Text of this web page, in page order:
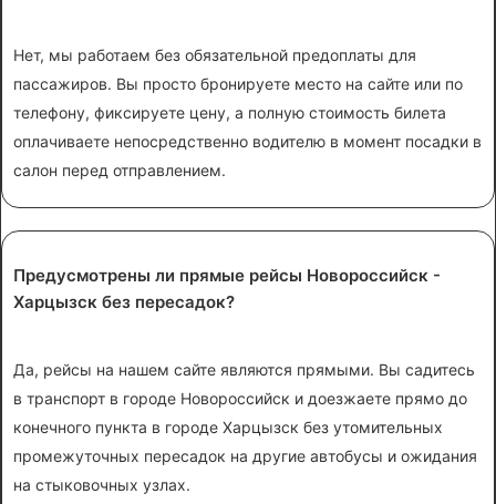
Нет, мы работаем без обязательной предоплаты для
пассажиров. Вы просто бронируете место на сайте или по
телефону, фиксируете цену, а полную стоимость билета
оплачиваете непосредственно водителю в момент посадки в
салон перед отправлением.
Предусмотрены ли прямые рейсы Новороссийск -
Харцызск без пересадок?
Да, рейсы на нашем сайте являются прямыми. Вы садитесь
в транспорт в городе Новороссийск и доезжаете прямо до
конечного пункта в городе Харцызск без утомительных
промежуточных пересадок на другие автобусы и ожидания
на стыковочных узлах.